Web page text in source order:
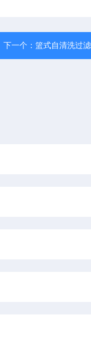
下一个： 篮式自清洗过